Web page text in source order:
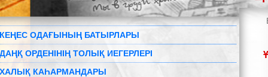
КЕҢЕС ОДАҒЫНЫҢ БАТЫРЛАРЫ
ДАҢҚ ОРДЕНІНІҢ ТОЛЫҚ ИЕГЕРЛЕРІ
ХАЛЫҚ КАҺАРМАНДАРЫ